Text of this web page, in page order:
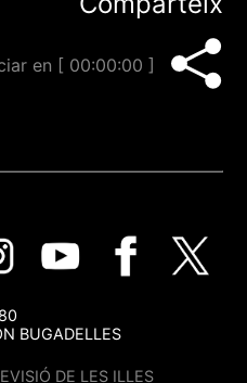
en [ 00:00:00 ]
BUGADELLES
DE LES ILLES